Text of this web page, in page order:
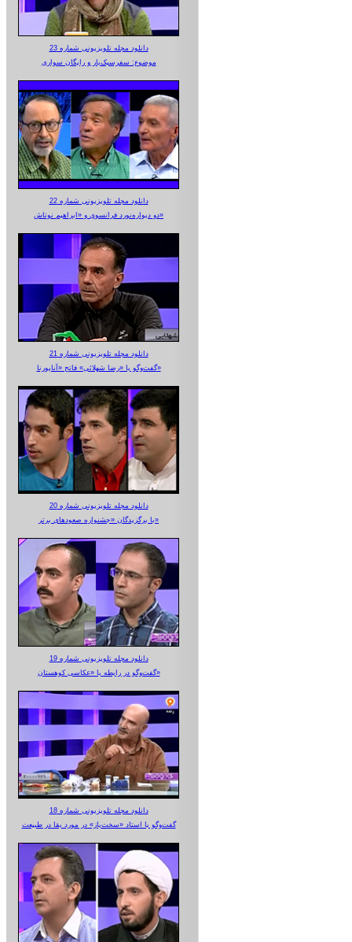
دانلود مجله تلویزیونی شماره 23
موضوع: سفرسبک‌بار و رایگان سواری
دانلود مجله تلویزیونی شماره 22
دو دیواره‌نورد فرانسوی و «ابراهیم نوتاش»
دانلود مجله تلویزیونی شماره 21
گفت‌وگو با «رضا شهلائی» فاتح «آناپورنا»
دانلود مجله تلویزیونی شماره 20
با برگزیدگان «جشنواره صعودهای برتر»
دانلود مجله تلویزیونی شماره 19
گفت‌وگو در رابطه با «عکاسی کوهستان»
دانلود مجله تلویزیونی شماره 18
گفت‌وگو با استاد «سخت‌باز» در مورد بقا در طبیعت